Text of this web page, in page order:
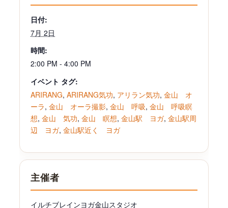
日付:
7月 2日
時間:
2:00 PM - 4:00 PM
イベント タグ:
ARIRANG, ARIRANG気功, アリラン気功, 金山 オ
ーラ, 金山 オーラ撮影, 金山 呼吸, 金山 呼吸瞑
想, 金山 気功, 金山 瞑想, 金山駅 ヨガ, 金山駅周
辺 ヨガ, 金山駅近く ヨガ
主催者
イルチブレインヨガ金山スタジオ